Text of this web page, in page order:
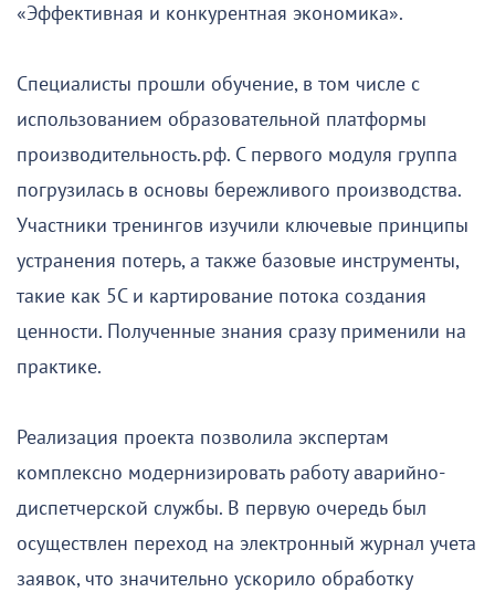
«Эффективная и конкурентная экономика».
Специалисты прошли обучение, в том числе с
использованием образовательной платформы
производительность.рф. С первого модуля группа
погрузилась в основы бережливого производства.
Участники тренингов изучили ключевые принципы
устранения потерь, а также базовые инструменты,
такие как 5С и картирование потока создания
ценности. Полученные знания сразу применили на
практике.
Реализация проекта позволила экспертам
комплексно модернизировать работу аварийно-
диспетчерской службы. В первую очередь был
осуществлен переход на электронный журнал учета
заявок, что значительно ускорило обработку